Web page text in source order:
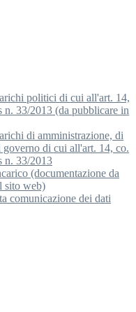
politici di cui all'art. 14,
n. 33/2013 (da pubblicare in
di amministrazione, di
governo di cui all'art. 14, co.
n. 33/2013
(documentazione da
sito web)
comunicazione dei dati